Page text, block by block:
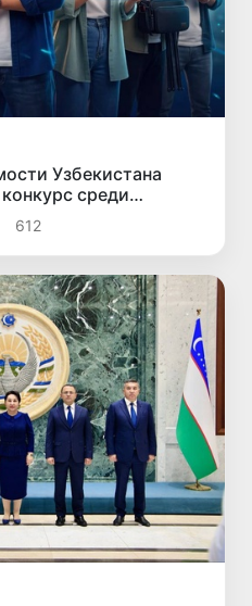
Узбекистана
среди
612